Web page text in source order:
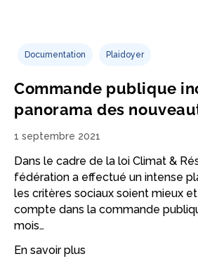
Documentation Plaidoyer
Commande publique
panorama des
1 septembre 2021
Dans le cadre de la loi Climat &
fédération a effectué un intense
les critères sociaux soient mieux
compte dans la commande
mois…
En savoir plus